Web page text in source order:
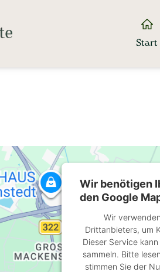
Start
Wir benötigen
den Google
Wir
Drittanbieters, um
Dieser Service
sammeln. Bitte
stimmen Sie der